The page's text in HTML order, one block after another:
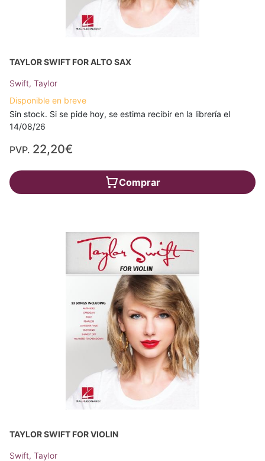
TAYLOR SWIFT FOR ALTO SAX
Swift, Taylor
Disponible en breve
Sin stock. Si se pide hoy, se estima recibir en la librería el
14/08/26
PVP. 22,20€
Comprar
TAYLOR SWIFT FOR VIOLIN
Swift, Taylor